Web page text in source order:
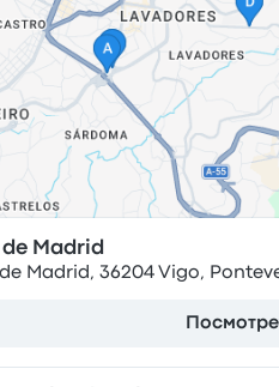
de Madrid
Madrid, 36204 Vigo,